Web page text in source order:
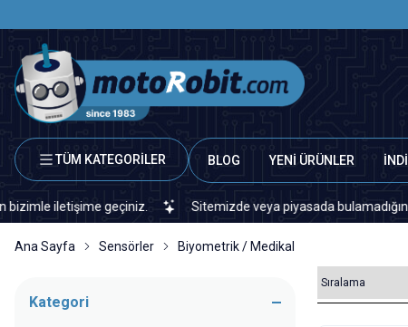
TÜM KATEGORİLER BLOG YENİ ÜRÜNLER
iletişime geçiniz. Sitemizde veya piyasada bulamadığınız
Ana Sayfa Sensörler Biyometrik / Medikal
Kategori